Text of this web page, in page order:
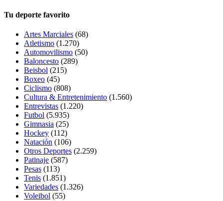
Tu deporte favorito
Artes Marciales (68)
Atletismo (1.270)
Automovilismo (50)
Baloncesto (289)
Beisbol (215)
Boxeo (45)
Ciclismo (808)
Cultura & Entretenimiento (1.560)
Entrevistas (1.220)
Futbol (5.935)
Gimnasia (25)
Hockey (112)
Natación (106)
Otros Deportes (2.259)
Patinaje (587)
Pesas (113)
Tenis (1.851)
Variedades (1.326)
Voleibol (55)